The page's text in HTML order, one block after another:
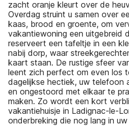
zacht oranje kleurt over de
Overdag struint u samen over
kaas, brood en groente, om
vakantiewoning een uitgebreid
reserveert een tafeltje in een
nabij dorp, waar
kaart staan. De rustige sfeer
leent zich perfect om even los
dagelijkse hectiek, uw telefoon
en ongestoord met elkaar te
maken. Zo wordt een kort
vakantiehuisje in Ladignac-le-
onderbreking die nog lang in